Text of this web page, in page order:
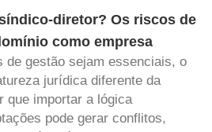
diretor? Os riscos de
como empresa
de gestão sejam essenciais, o
jurídica diferente da
que importar a lógica
pode gerar conflitos,